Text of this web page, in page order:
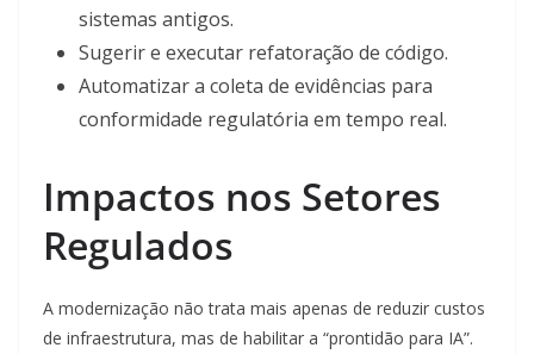
sistemas antigos.
Sugerir e executar refatoração de código.
Automatizar a coleta de evidências para
conformidade regulatória em tempo real.
Impactos nos Setores
Regulados
A modernização não trata mais apenas de reduzir custos
de infraestrutura, mas de habilitar a “prontidão para IA”.